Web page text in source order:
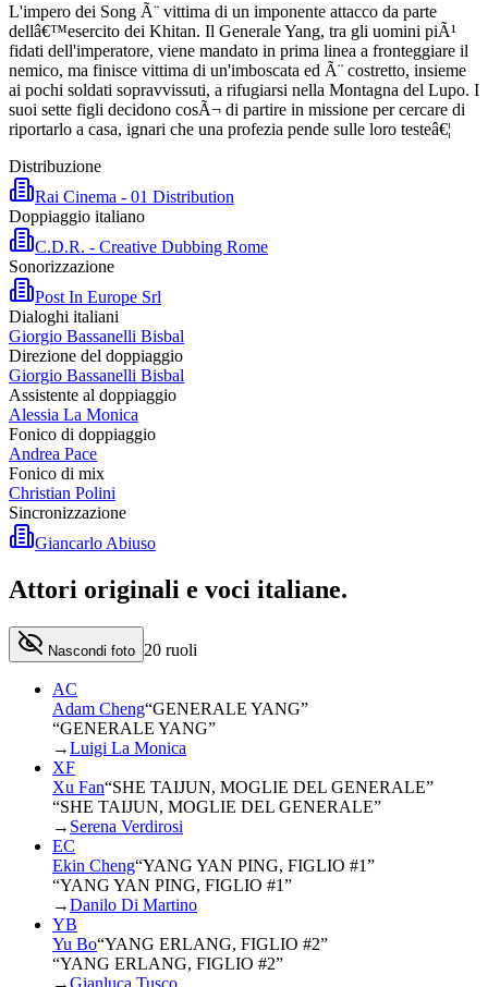
L'impero dei Song Ã¨ vittima di un imponente attacco da parte
dellâ€™esercito dei Khitan. Il Generale Yang, tra gli uomini piÃ¹
fidati dell'imperatore, viene mandato in prima linea a fronteggiare il
nemico, ma finisce vittima di un'imboscata ed Ã¨ costretto, insieme
ai pochi soldati sopravvissuti, a rifugiarsi nella Montagna del Lupo. I
suoi sette figli decidono cosÃ¬ di partire in missione per cercare di
riportarlo a casa, ignari che una profezia pende sulle loro testeâ€¦
Distribuzione
Rai Cinema - 01 Distribution
Doppiaggio italiano
C.D.R. - Creative Dubbing Rome
Sonorizzazione
Post In Europe Srl
Dialoghi italiani
Giorgio Bassanelli Bisbal
Direzione del doppiaggio
Giorgio Bassanelli Bisbal
Assistente al doppiaggio
Alessia La Monica
Fonico di doppiaggio
Andrea Pace
Fonico di mix
Christian Polini
Sincronizzazione
Giancarlo Abiuso
Attori originali e voci italiane.
Nascondi foto 20 ruoli
AC
Adam Cheng“GENERALE YANG”
“GENERALE YANG”
→Luigi La Monica
XF
Xu Fan“SHE TAIJUN, MOGLIE DEL GENERALE”
“SHE TAIJUN, MOGLIE DEL GENERALE”
→ Serena Verdirosi
EC
Ekin Cheng“YANG YAN PING, FIGLIO #1”
“YANG YAN PING, FIGLIO #1”
→Danilo Di Martino
YB
Yu Bo“YANG ERLANG, FIGLIO #2”
“YANG ERLANG, FIGLIO #2”
→Gianluca Tusco